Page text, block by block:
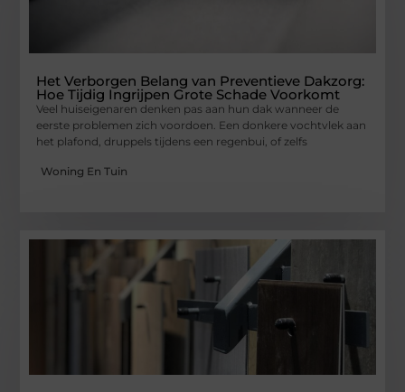
Het Verborgen Belang van Preventieve Dakzorg:
Hoe Tijdig Ingrijpen Grote Schade Voorkomt
Veel huiseigenaren denken pas aan hun dak wanneer de
eerste problemen zich voordoen. Een donkere vochtvlek aan
het plafond, druppels tijdens een regenbui, of zelfs
Woning En Tuin